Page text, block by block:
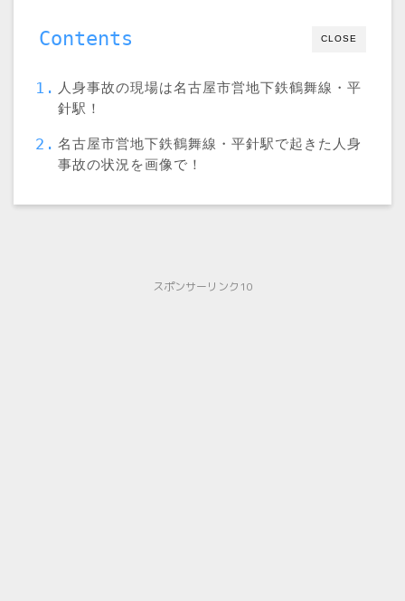
CLOSE
Contents
人身事故の現場は名古屋市営地下鉄鶴舞線・平
針駅！
名古屋市営地下鉄鶴舞線・平針駅で起きた人身
事故の状況を画像で！
スポンサーリンク10